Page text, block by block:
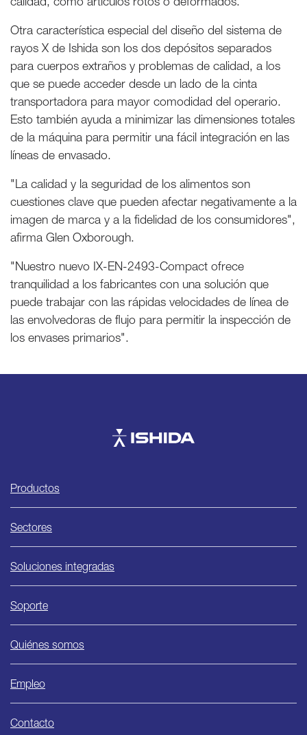
Otra característica especial del diseño del sistema de
rayos X de Ishida son los dos depósitos separados
para cuerpos extraños y problemas de calidad, a los
que se puede acceder desde un lado de la cinta
transportadora para mayor comodidad del operario.
Esto también ayuda a minimizar las dimensiones totales
de la máquina para permitir una fácil integración en las
líneas de envasado.
"La calidad y la seguridad de los alimentos son
cuestiones clave que pueden afectar negativamente a la
imagen de marca y a la fidelidad de los consumidores",
afirma Glen Oxborough.
"Nuestro nuevo IX-EN-2493-Compact ofrece
tranquilidad a los fabricantes con una solución que
puede trabajar con las rápidas velocidades de línea de
las envolvedoras de flujo para permitir la inspección de
los envases primarios".
Ishida
Productos
Sectores
Soluciones integradas
Soporte
Quiénes somos
Empleo
Contacto